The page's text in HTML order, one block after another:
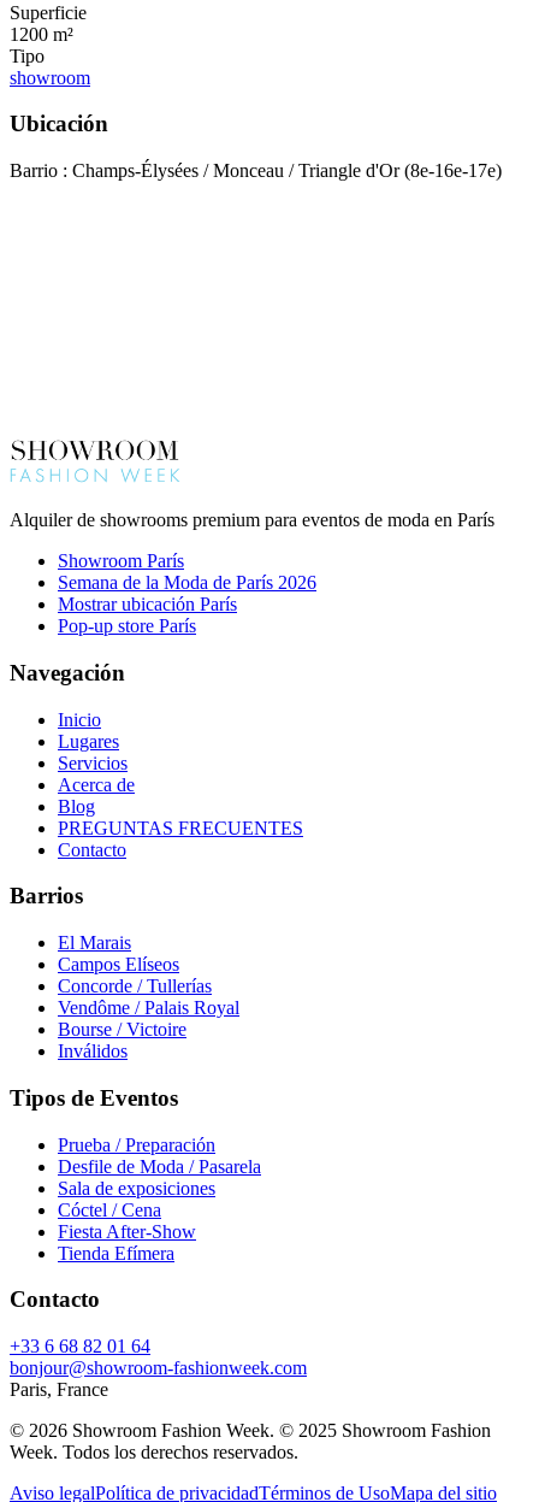
Superficie
1200 m²
Tipo
showroom
Ubicación
Barrio : Champs-Élysées / Monceau / Triangle d'Or (8e-16e-17e)
Alquiler de showrooms premium para eventos de moda en París
Showroom París
Semana de la Moda de París 2026
Mostrar ubicación París
Pop-up store París
Navegación
Inicio
Lugares
Servicios
Acerca de
Blog
PREGUNTAS FRECUENTES
Contacto
Barrios
El Marais
Campos Elíseos
Concorde / Tullerías
Vendôme / Palais Royal
Bourse / Victoire
Inválidos
Tipos de Eventos
Prueba / Preparación
Desfile de Moda / Pasarela
Sala de exposiciones
Cóctel / Cena
Fiesta After-Show
Tienda Efímera
Contacto
+33 6 68 82 01 64
bonjour@showroom-fashionweek.com
Paris, France
© 2026 Showroom Fashion Week. © 2025 Showroom Fashion
Week. Todos los derechos reservados.
Aviso legalPolítica de privacidadTérminos de UsoMapa del sitio